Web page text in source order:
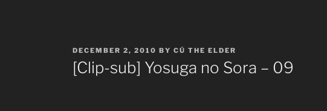
POSTED
ON
DECEMBER 2, 2010 BY CÚ THE ELDER
[Clip-sub] Yosuga no Sora – 09